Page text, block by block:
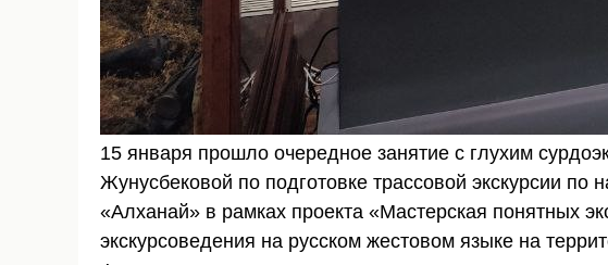
15 января прошло очередное занятие с глухим
Жунусбековой по подготовке трассовой экскурсии по
«Алханай» в рамках проекта «Мастерская понятных
экскурсоведения на русском жестовом языке на